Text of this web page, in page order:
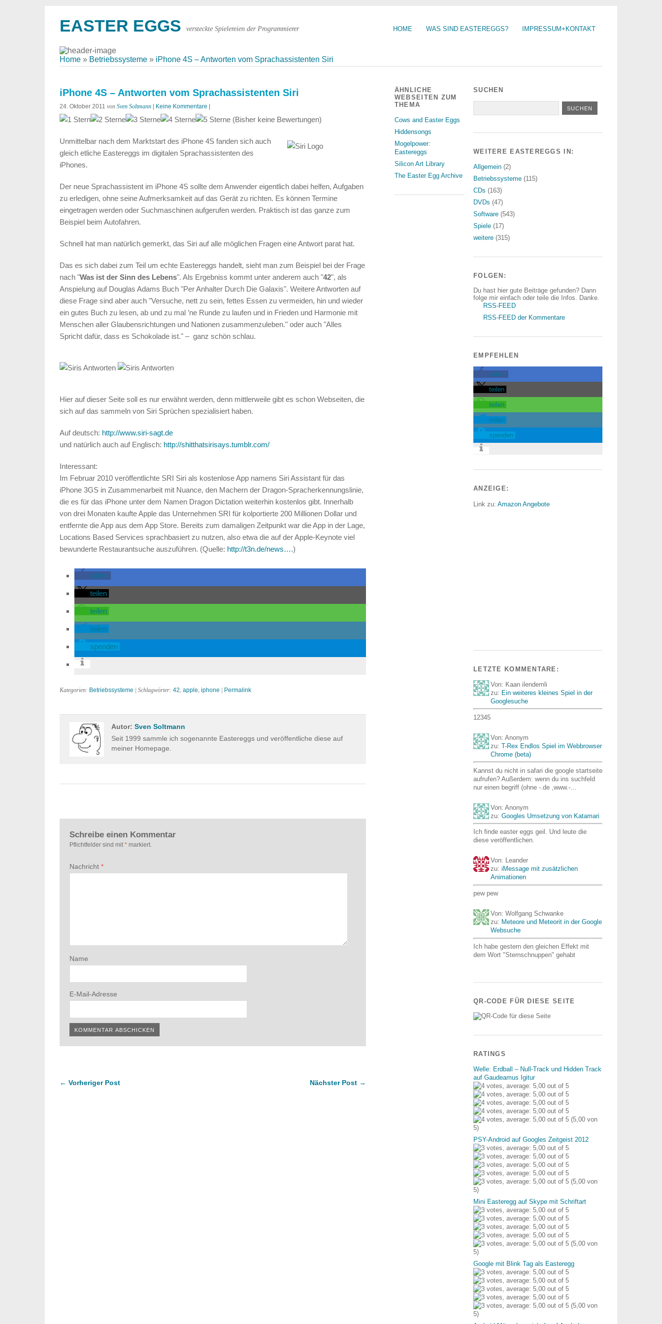
HOME WAS SIND EASTEREGGS? IMPRESSUM+KONTAKT
EASTER EGGS versteckte Spielereien der Programmierer
Home » Betriebssysteme » iPhone 4S – Antworten vom Sprachassistenten Siri
iPhone 4S – Antworten vom Sprachassistenten Siri
24. Oktober 2011 von Sven Soltmann Keine Kommentare
(Bisher keine Bewertungen)
Unmittelbar nach dem Marktstart des iPhone 4S fanden sich auch
gleich etliche Eastereggs im digitalen Sprachassistenten des
iPhones.
Der neue Sprachassistent im iPhone 4S sollte dem Anwender eigentlich dabei helfen, Aufgaben
zu erledigen, ohne seine Aufmerksamkeit auf das Gerät zu richten. Es können Termine
eingetragen werden oder Suchmaschinen aufgerufen werden. Praktisch ist das ganze zum
Beispiel beim Autofahren.
Schnell hat man natürlich gemerkt, das Siri auf alle möglichen Fragen eine Antwort parat hat.
Das es sich dabei zum Teil um echte Eastereggs handelt, sieht man zum Beispiel bei der Frage
nach "Was ist der Sinn des Lebens". Als Ergebniss kommt unter anderem auch "42", als
Anspielung auf Douglas Adams Buch "Per Anhalter Durch Die Galaxis". Weitere Antworten auf
diese Frage sind aber auch "Versuche, nett zu sein, fettes Essen zu vermeiden, hin und wieder
ein gutes Buch zu lesen, ab und zu mal ’ne Runde zu laufen und in Frieden und Harmonie mit
Menschen aller Glaubensrichtungen und Nationen zusammenzuleben." oder auch "Alles
Spricht dafür, dass es Schokolade ist." – ganz schön schlau.
Hier auf dieser Seite soll es nur erwähnt werden, denn mittlerweile gibt es schon Webseiten, die
sich auf das sammeln von Siri Sprüchen spezialisiert haben.
Auf deutsch: http://www.siri-sagt.de
und natürlich auch auf Englisch: http://shitthatsirisays.tumblr.com/
Interessant:
Im Februar 2010 veröffentlichte SRI Siri als kostenlose App namens Siri Assistant für das
iPhone 3GS in Zusammenarbeit mit Nuance, den Machern der Dragon-Spracherkennungslinie,
die es für das iPhone unter dem Namen Dragon Dictation weiterhin kostenlos gibt. Innerhalb
von drei Monaten kaufte Apple das Unternehmen SRI für kolportierte 200 Millionen Dollar und
entfernte die App aus dem App Store. Bereits zum damaligen Zeitpunkt war die App in der Lage,
Locations Based Services sprachbasiert zu nutzen, also etwa die auf der Apple-Keynote viel
bewunderte Restaurantsuche auszuführen. (Quelle: http://t3n.de/news….)
teilen
teilen
teilen
teilen
spenden
Kategorien: Betriebssysteme | Schlagwörter: 42, apple, iphone Permalink
Autor: Sven Soltmann
Seit 1999 sammle ich sogenannte Eastereggs und veröffentliche diese auf
meiner Homepage.
Schreibe einen Kommentar
Pflichtfelder sind mit * markiert.
Nachricht *
Name
E-Mail-Adresse
← Vorheriger Post Nächster Post →
ÄHNLICHE
WEBSEITEN ZUM
THEMA
Cows and Easter Eggs
Hiddensongs
Mogelpower:
Eastereggs
Silicon Art Library
The Easter Egg Archive
SUCHEN
WEITERE EASTEREGGS IN:
Allgemein (2)
Betriebssysteme (115)
CDs (163)
DVDs (47)
Software (543)
Spiele (17)
weitere (315)
FOLGEN:
Du hast hier gute Beiträge gefunden? Dann
folge mir einfach oder teile die Infos. Danke.
RSS-FEED
RSS-FEED der Kommentare
EMPFEHLEN
teilen
teilen
teilen
teilen
spenden
ANZEIGE:
Link zu: Amazon Angebote
LETZTE KOMMENTARE:
Von: Kaan ilendemli
zu: Ein weiteres kleines Spiel in der
Googlesuche
12345
Von: Anonym
zu: T-Rex Endlos Spiel im Webbrowser
Chrome (beta)
Kannst du nicht in safari die google startseite
aufrufen? Außerdem: wenn du ins suchfeld
nur einen begriff (ohne -.de ,www.-…
Von: Anonym
zu: Googles Umsetzung von Katamari
Ich finde easter eggs geil. Und leute die
diese veröffentlichen.
Von: Leander
zu: iMessage mit zusätzlichen
Animationen
pew pew
Von: Wolfgang Schwanke
zu: Meteore und Meteorit in der Google
Websuche
Ich habe gestern den gleichen Effekt mit
dem Wort "Sternschnuppen" gehabt
QR-CODE FÜR DIESE SEITE
RATINGS
Welle: Erdball – Null-Track und Hidden Track
auf Gaudeamus Igitur
(5,00 von
5)
PSY-Android auf Googles Zeitgeist 2012
(5,00 von
5)
Mini Easteregg auf Skype mit Schriftart
(5,00 von
5)
Google mit Blink Tag als Easteregg
(5,00 von
5)